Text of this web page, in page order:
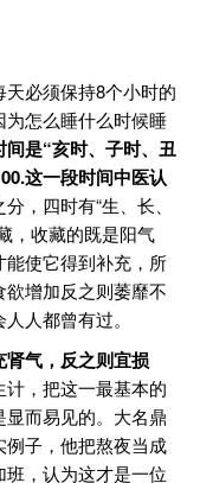
必须保持8个小时的
怎么睡什么时候睡
是“亥时、子时、丑
这一段时间中医认
，四时有“生、长、
，收藏的既是阳气
使它得到补充，所
增加反之则萎靡不
人都曾有过。
气，反之则宜损
，把这一最基本的
而易见的。大名鼎
子，他把熬夜当成
，认为这才是一位